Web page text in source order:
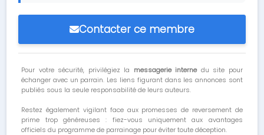
Contacter ce membre
Pour votre sécurité, privilégiez la messagerie internedu site pour
échanger avec un parrain. Les liens figurant dans les annonces sont
publiés sous la seule responsabilité de leurs auteurs.
Restez également vigilant face aux promesses de reversement de
prime trop généreuses : fiez-vous uniquement aux avantages
officiels du programme de parrainage pour éviter toute déception.